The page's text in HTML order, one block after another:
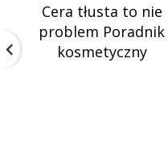
Cera tłusta to nie
problem Poradnik
kosmetyczny